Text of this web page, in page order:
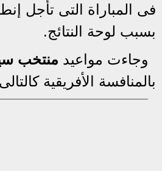
فى المباراة التى تأجل
بسبب لوحة النتائج.
وجاءت مواعيد منتخب
بالمنافسة الأفريقية